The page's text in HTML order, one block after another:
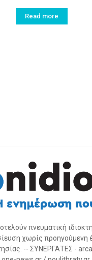
Read more
πνευματική
χωρίς
-- ΣΥΝΕΡΓΑΤΕΣ -